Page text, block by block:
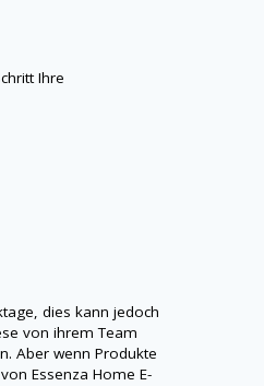
Ihre
dies kann jedoch
von ihrem Team
Aber wenn Produkte
Essenza Home E-